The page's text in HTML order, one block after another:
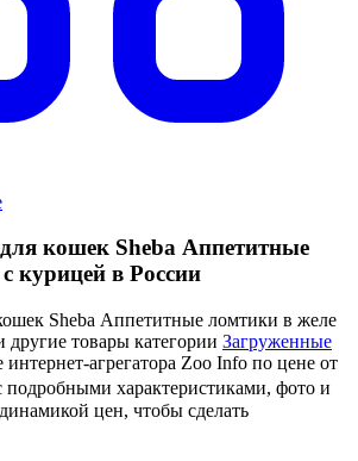
кошек Sheba Аппетитные
курицей в России
Sheba Аппетитные ломтики в желе
другие товары категории Загруженные
интернет-агрегатора Zoo Info по цене от
подробными характеристиками, фото и
цен, чтобы сделать